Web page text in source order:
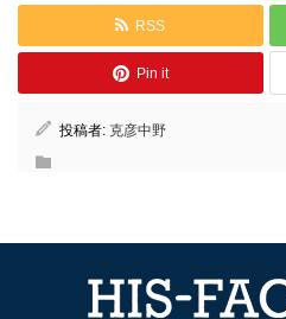
RSS
Pin it
投稿者: 克彦中野